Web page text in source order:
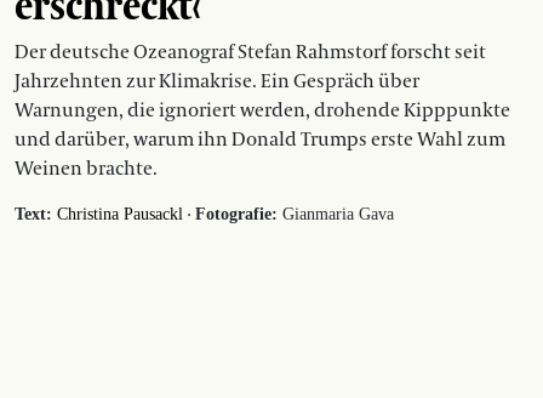
Der deutsche Ozeanograf Stefan Rahmstorf forscht seit
Jahrzehnten zur Klimakrise. Ein Gespräch über
Warnungen, die ignoriert werden, drohende Kipppunkte
und darüber, warum ihn Donald Trumps erste Wahl zum
Weinen brachte.
Text: Christina Pausackl · Fotografie: Gianmaria Gava